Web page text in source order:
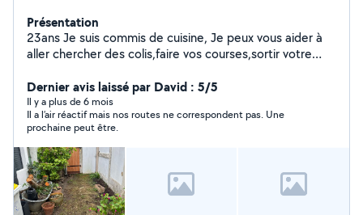
Présentation
23ans Je suis commis de cuisine, Je peux vous aider à
aller chercher des colis,faire vos courses,sortir votre
Dernier avis laissé par David : 5/5
Il y a plus de 6 mois
Il a l’air réactif mais nos routes ne correspondent pas. Une
prochaine peut être.